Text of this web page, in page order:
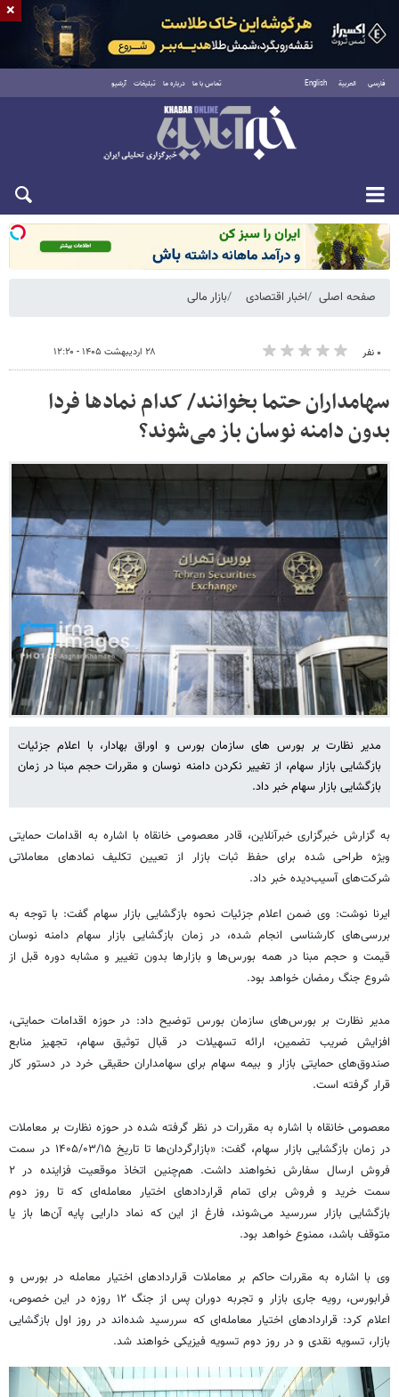
فارسی العربية English تماس با ما درباره ما تبلیغات آرشیو
شنبه ۱۷ مرداد ۱۴۰۵
صفحه اصلی اخبار اقتصادی بازار مالی
۰ نفر ۲۸ اردیبهشت ۱۴۰۵ - ۱۲:۲۰
سهامداران حتما بخوانند/ کدام نمادها فردا
بدون دامنه نوسان باز می‌شوند؟
مدیر نظارت بر بورس های سازمان بورس و اوراق بهادار، با اعلام جزئیات
بازگشایی بازار سهام، از تغییر نکردن دامنه نوسان و مقررات حجم مبنا در زمان
بازگشایی بازار سهام خبر داد.
به گزارش خبرگزاری خبرآنلاین، قادر معصومی خانقاه با اشاره به اقدامات حمایتی
ویژه‌ طراحی شده برای حفظ ثبات بازار از تعیین تکلیف نمادهای معاملاتی
شرکت‌های آسیب‌دیده خبر داد.
ایرنا نوشت: وی ضمن اعلام جزئیات نحوه بازگشایی بازار سهام گفت: با توجه به
بررسی‌های کارشناسی انجام شده، در زمان بازگشایی بازار سهام دامنه نوسان
قیمت و حجم مبنا در همه بورس‌ها و بازارها بدون تغییر و مشابه دوره قبل از
شروع جنگ رمضان خواهد بود.
مدیر نظارت بر بورس‌های سازمان بورس توضیح داد: در حوزه اقدامات حمایتی،
افزایش ضریب تضمین، ارائه تسهیلات در قبال توثیق سهام، تجهیز منابع
صندوق‌های حمایتی بازار و بیمه سهام برای سهامداران حقیقی خرد در دستور کار
قرار گرفته است.
معصومی خانقاه با اشاره به مقررات در نظر گرفته شده در حوزه نظارت بر معاملات
در زمان بازگشایی بازار سهام، گفت: «بازارگردان‌ها تا تاریخ ۱۴۰۵/۰۳/۱۵ در سمت
فروش ارسال سفارش نخواهند داشت. هم‌چنین اتخاذ موقعیت فزاینده در ۲
سمت خرید و فروش برای تمام قراردادهای اختیار معامله‌ای که تا روز دوم
بازگشایی بازار سررسید می‌شوند، فارغ از این که نماد دارایی پایه آن‌ها باز یا
متوقف باشد، ممنوع خواهد بود.
وی با اشاره به مقررات حاکم بر معاملات قراردادهای اختیار معامله در بورس و
فرابورس، رویه جاری بازار و تجربه دوران پس از جنگ ۱۲ روزه در این خصوص،
اعلام کرد: قراردادهای اختیار معامله‌ای که سررسید شده‌اند در روز اول بازگشایی
بازار، تسویه نقدی و در روز دوم تسویه فیزیکی خواهند شد.
×